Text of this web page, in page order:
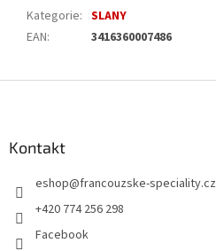
Kategorie: SLANY
EAN: 3416360007486
Kontakt
eshop@francouzske-speciality.cz
+420 774 256 298
Facebook